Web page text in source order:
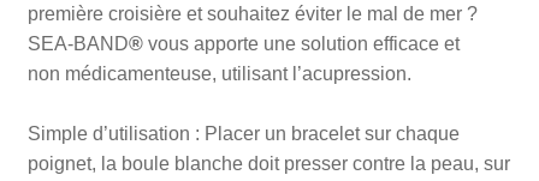
première croisière et souhaitez éviter le mal de mer ?
SEA-BAND® vous apporte une solution efficace et
non médicamenteuse, utilisant l’acupression.
Simple d’utilisation : Placer un bracelet sur chaque
poignet, la boule blanche doit presser contre la peau, sur